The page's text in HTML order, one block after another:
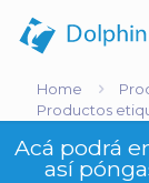
Home
Productos
Acá podrá
así